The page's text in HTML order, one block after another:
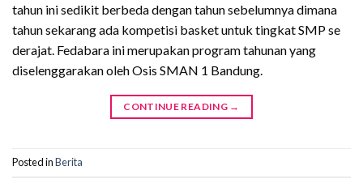
tahun ini sedikit berbeda dengan tahun sebelumnya dimana
tahun sekarang ada kompetisi basket untuk tingkat SMP se
derajat. Fedabara ini merupakan program tahunan yang
diselenggarakan oleh Osis SMAN 1 Bandung.
CONTINUE READING →
Posted inBerita